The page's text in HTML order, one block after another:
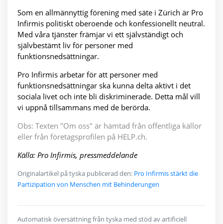
Som en allmännyttig förening med säte i Zürich är Pro
Infirmis politiskt oberoende och konfessionellt neutral.
Med våra tjänster främjar vi ett självständigt och
självbestämt liv för personer med
funktionsnedsättningar.
Pro Infirmis arbetar för att personer med
funktionsnedsättningar ska kunna delta aktivt i det
sociala livet och inte bli diskriminerade. Detta mål vill
vi uppnå tillsammans med de berörda.
Obs: Texten "Om oss" är hämtad från offentliga källor
eller från företagsprofilen på HELP.ch.
Källa: Pro Infirmis, pressmeddelande
Originalartikel på tyska publicerad den: Pro Infirmis stärkt die
Partizipation von Menschen mit Behinderungen
Automatisk översättning från tyska med stöd av artificiell